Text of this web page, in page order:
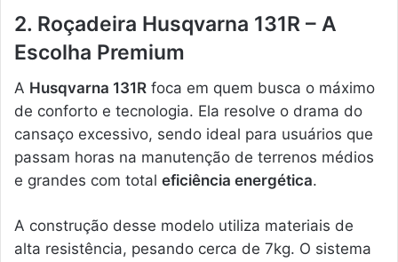
2. Roçadeira Husqvarna 131R – A
Escolha Premium
A Husqvarna 131R foca em quem busca o máximo
de conforto e tecnologia. Ela resolve o drama do
cansaço excessivo, sendo ideal para usuários que
passam horas na manutenção de terrenos médios
e grandes com total eficiência energética.
A construção desse modelo utiliza materiais de
alta resistência, pesando cerca de 7kg. O sistema